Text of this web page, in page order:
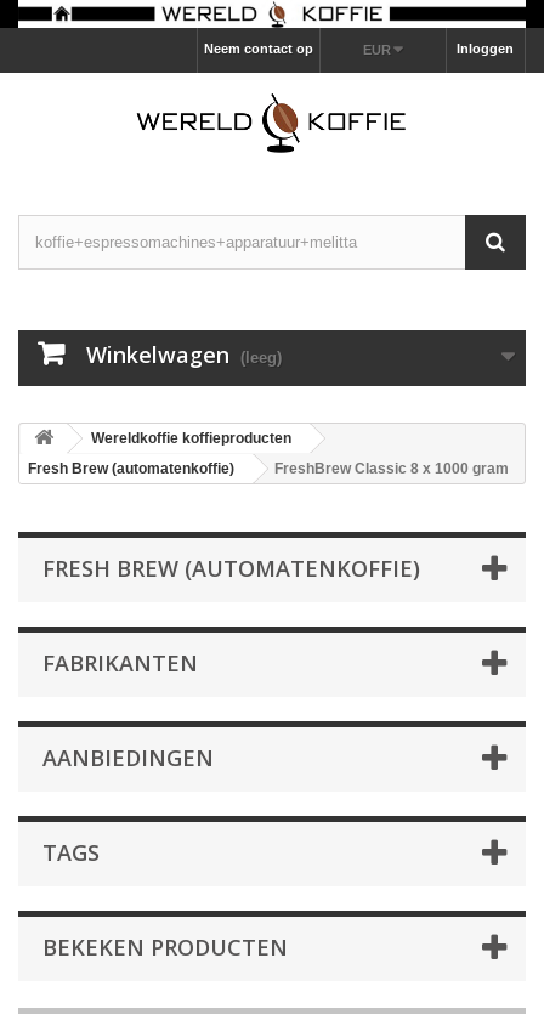
Inloggen
EUR
Neem contact op
Winkelwagen (leeg)
Wereldkoffie koffieproducten
Fresh Brew (automatenkoffie)
FreshBrew Classic 8 x 1000 gram
FRESH BREW (AUTOMATENKOFFIE)
FABRIKANTEN
AANBIEDINGEN
TAGS
BEKEKEN PRODUCTEN